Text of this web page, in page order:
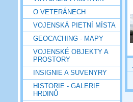
O VETERÁNECH
VOJENSKÁ PIETNÍ MÍSTA
GEOCACHING - MAPY
VOJENSKÉ OBJEKTY A
PROSTORY
INSIGNIE A SUVENYRY
HISTORIE - GALERIE
HRDINŮ